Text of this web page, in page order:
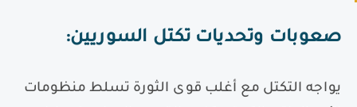
صعوبات وتحديات تكتل السوريين:
يواجه التكتل مع أغلب قوى الثورة تسلط منظومات